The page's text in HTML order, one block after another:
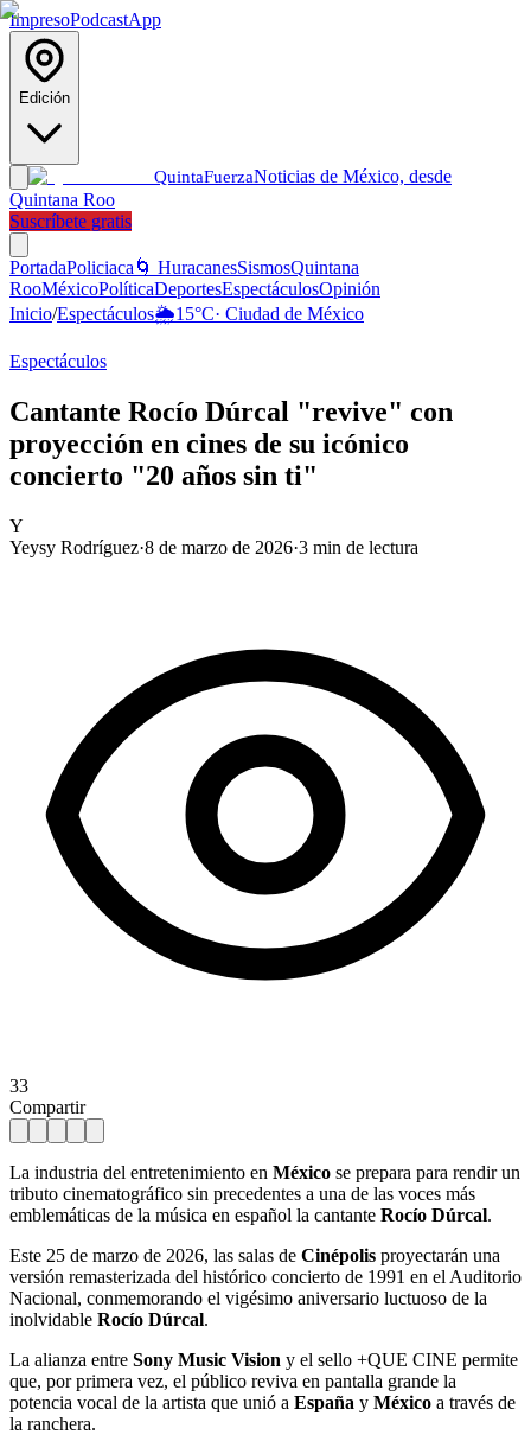
ImpresoPodcastApp
Edición
QuintaFuerzaNoticias de México, desde
Quintana Roo
Suscríbete gratis
PortadaPoliciaca 🌀 HuracanesSismosQuintana
RooMéxicoPolíticaDeportesEspectáculosOpinión
Inicio/Espectáculos🌦️15°C· Ciudad de México
Espectáculos
Cantante Rocío Dúrcal "revive" con
proyección en cines de su icónico
concierto "20 años sin ti"
Y
Yeysy Rodríguez·8 de marzo de 2026·3 min de lectura
33
Compartir
La industria del entretenimiento en México se prepara para rendir un
tributo cinematográfico sin precedentes a una de las voces más
emblemáticas de la música en español la cantante Rocío Dúrcal.
Este 25 de marzo de 2026, las salas de Cinépolis proyectarán una
versión remasterizada del histórico concierto de 1991 en el Auditorio
Nacional, conmemorando el vigésimo aniversario luctuoso de la
inolvidable Rocío Dúrcal.
La alianza entre Sony Music Vision y el sello +QUE CINE permite
que, por primera vez, el público reviva en pantalla grande la
potencia vocal de la artista que unió a España y México a través de
la ranchera.